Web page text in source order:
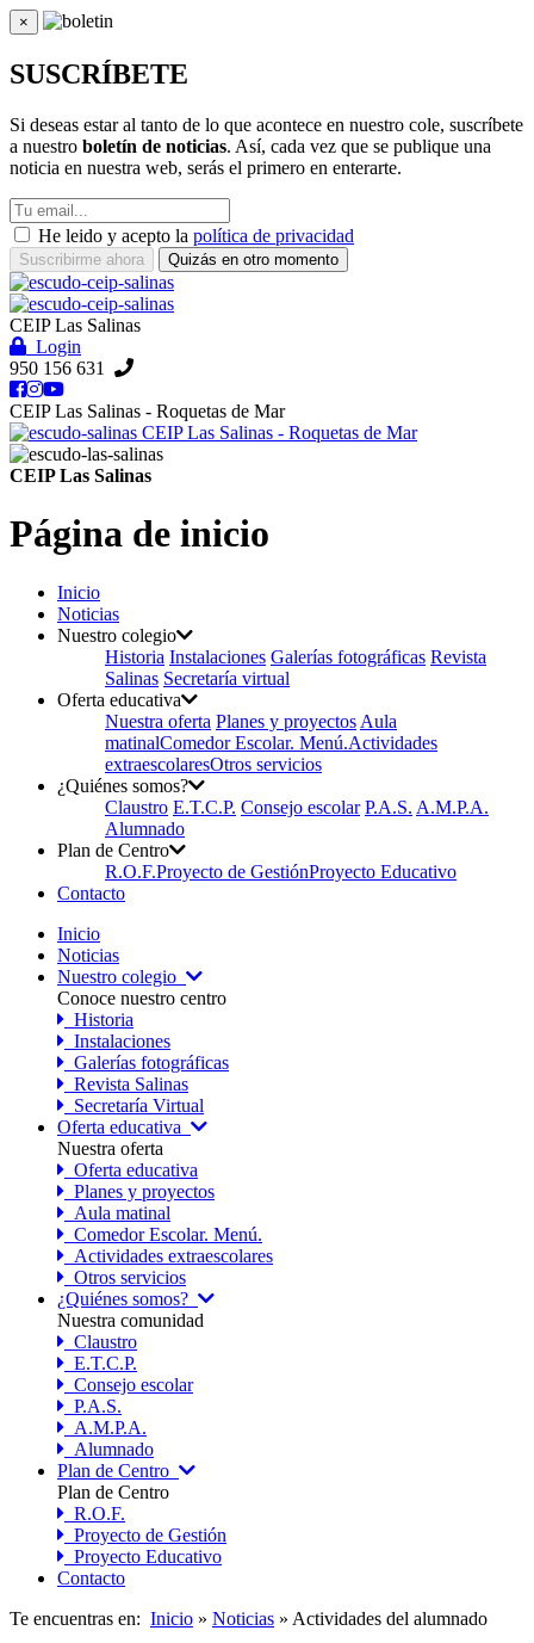
×
Cerrar
SUSCRÍBETE
Si deseas estar al tanto de lo que acontece en nuestro cole, suscríbete
a nuestro boletín de noticias. Así, cada vez que se publique una
noticia en nuestra web, serás el primero en enterarte.
He leido y acepto la política de privacidad
Suscribirme ahora Quizás en otro momento
CEIP Las Salinas
Login
950 156 631
CEIP Las Salinas - Roquetas de Mar
CEIP Las Salinas - Roquetas de Mar
CEIP Las Salinas
Página de inicio
Inicio
Noticias
Nuestro colegio
Historia Instalaciones Galerías fotográficas Revista
Salinas Secretaría virtual
Oferta educativa
Nuestra oferta Planes y proyectos Aula
matinalComedor Escolar. Menú.Actividades
extraescolaresOtros servicios
¿Quiénes somos?
Claustro E.T.C.P. Consejo escolar P.A.S. A.M.P.A.
Alumnado
Plan de Centro
R.O.F.Proyecto de GestiónProyecto Educativo
Contacto
Inicio
Noticias
Nuestro colegio
Conoce nuestro centro
Historia
Instalaciones
Galerías fotográficas
Revista Salinas
Secretaría Virtual
Oferta educativa
Nuestra oferta
Oferta educativa
Planes y proyectos
Aula matinal
Comedor Escolar. Menú.
Actividades extraescolares
Otros servicios
¿Quiénes somos?
Nuestra comunidad
Claustro
E.T.C.P.
Consejo escolar
P.A.S.
A.M.P.A.
Alumnado
Plan de Centro
Plan de Centro
R.O.F.
Proyecto de Gestión
Proyecto Educativo
Contacto
Te encuentras en: Inicio » Noticias » Actividades del alumnado